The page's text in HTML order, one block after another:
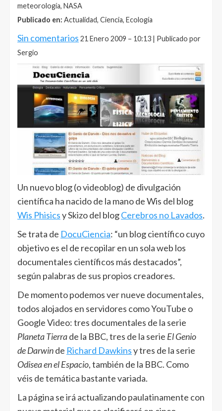
meteorología, NASA
Publicado en: Actualidad, Ciencia, Ecología
Sin comentarios 21 Enero 2009 – 10:13 | Publicado por
Sergio
Un nuevo blog (o videoblog) de divulgación
científica ha nacido de la mano de Wis del blog
Wis Phisicsy Skizo del blogCerebros no Lavados.
Se trata de DocuCiencia: “un blog científico cuyo
objetivo es el de recopilar en un sola web los
documentales científicos más destacados”,
según palabras de sus propios creadores.
De momento podemos ver nueve documentales,
todos alojados en servidores como YouTube o
Google Video: tres documentales de la serie
Planeta Tierrade la BBC, tres de la serie El Genio
de Darwinde Richard Dawkinsy tres de la serie
Odisea en el Espacio, también de la BBC. Como
véis de temática bastante variada.
La página se irá actualizando paulatinamente con